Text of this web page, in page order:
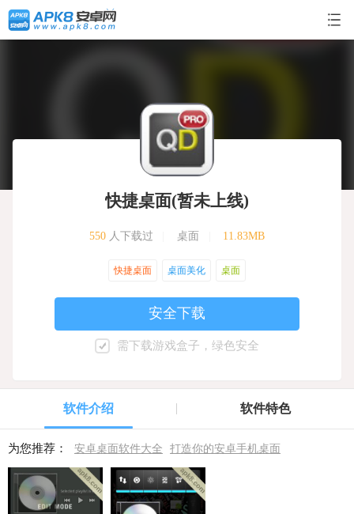
快捷桌面(暂未上线)
550人下载过 桌面 11.83MB
快捷桌面 桌面美化 桌面
安全下载
需下载游戏盒子，绿色安全
软件介绍 软件特色
为您推荐： 安卓桌面软件大全 打造你的安卓手机桌面